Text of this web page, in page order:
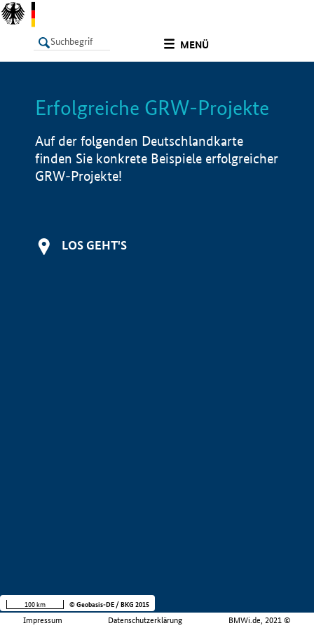
MENÜ
LISTE Info
Erfolgreiche GRW-Projekte
Auf der folgenden Deutschlandkarte
finden Sie konkrete Beispiele erfolgreicher
GRW-Projekte!
LOS GEHT'S
Impressum Datenschutzerklärung BMWi.de, 2021 ©
100 km © Geobasis-DE / BKG 2015